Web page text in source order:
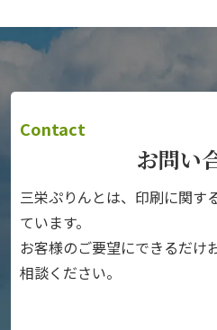
Contact
お問い
三栄ぷりんとは、印刷に関す
ています。
お客様のご要望にできるだけ
相談ください。